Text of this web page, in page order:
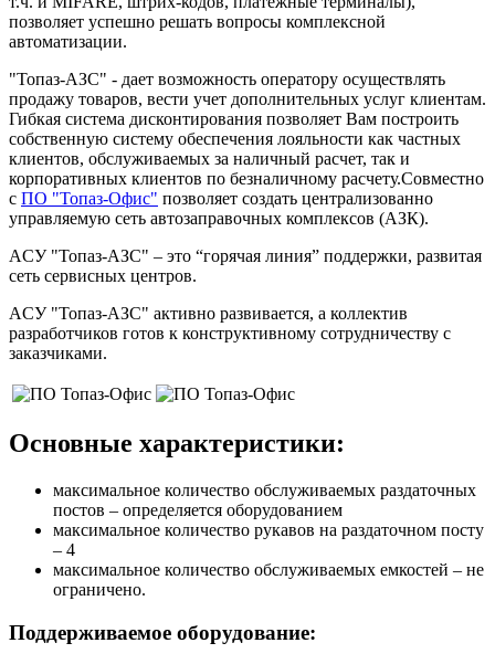
позволяет успешно решать вопросы комплексной
автоматизации.
"Топаз-АЗС" - дает возможность оператору осуществлять
продажу товаров, вести учет дополнительных услуг клиентам.
Гибкая система дисконтирования позволяет Вам построить
собственную систему обеспечения лояльности как частных
клиентов, обслуживаемых за наличный расчет, так и
корпоративных клиентов по безналичному расчету.Совместно
с ПО "Топаз-Офис" позволяет создать централизованно
управляемую сеть автозаправочных комплексов (АЗК).
АCУ "Топаз-АЗС" – это “горячая линия” поддержки, развитая
сеть сервисных центров.
АCУ "Топаз-АЗС" активно развивается, а коллектив
разработчиков готов к конструктивному сотрудничеству с
заказчиками.
Основные характеристики:
максимальное количество обслуживаемых раздаточных
постов – определяется оборудованием
максимальное количество рукавов на раздаточном посту
– 4
максимальное количество обслуживаемых емкостей – не
ограничено.
Поддерживаемое оборудование: